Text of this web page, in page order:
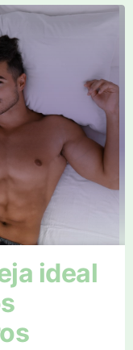
ideal